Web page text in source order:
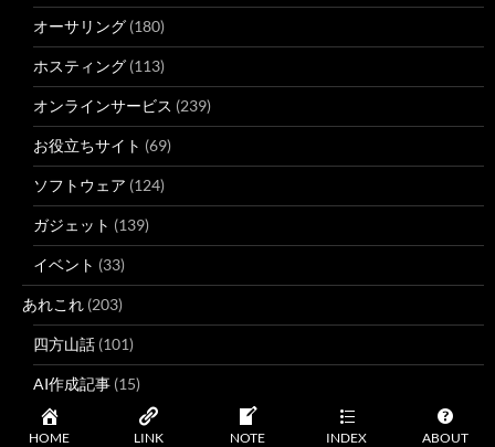
オーサリング (180)
ホスティング (113)
オンラインサービス (239)
お役立ちサイト (69)
ソフトウェア (124)
ガジェット (139)
イベント (33)
あれこれ (203)
四方山話 (101)
AI作成記事 (15)
クリッピング (51)
HOME LINK NOTE INDEX ABOUT